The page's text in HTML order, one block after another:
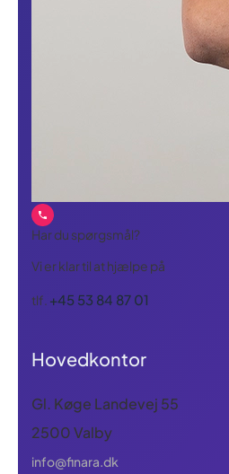
Har du spørgsmål?
Vi er klar til at hjælpe på
tlf. +45 53 84 87 01
Hovedkontor
Gl. Køge Landevej 55
2500 Valby
info@finara.dk